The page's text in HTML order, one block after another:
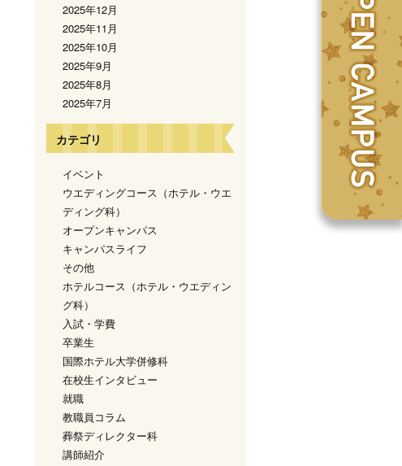
2025年12月
2025年11月
2025年10月
2025年9月
2025年8月
2025年7月
カテゴリ
イベント
ウエディングコース（ホテル・ウエ
ディング科）
オープンキャンパス
キャンパスライフ
その他
ホテルコース（ホテル・ウエディン
グ科）
入試・学費
卒業生
国際ホテル大学併修科
在校生インタビュー
就職
教職員コラム
葬祭ディレクター科
講師紹介